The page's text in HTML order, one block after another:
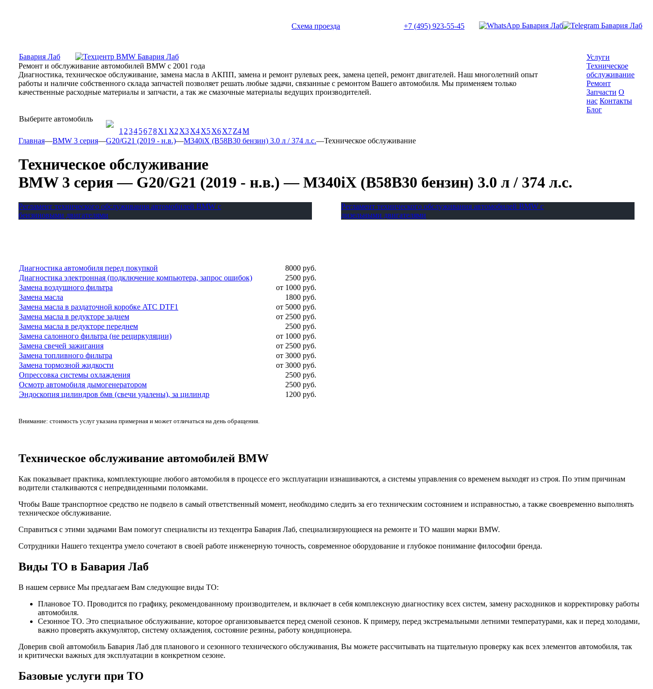
Схема проезда +7 (495) 923-55-45
Бавария Лаб
Ремонт и обслуживание автомобилей BMW с 2001 года
Диагностика, техническое обслуживание, замена масла в АКПП, замена и ремонт рулевых реек, замена цепей, ремонт двигателей. Наш многолетний опыт
работы и наличие собственного склада запчастей позволяет решать любые задачи, связанные с ремонтом Вашего автомобиля. Мы применяем только
качественные расходные материалы и запчасти, а так же смазочные материалы ведущих производителей.
Услуги
Техническое
обслуживание
Ремонт
Запчасти О
нас Контакты
Блог
Выберите автомобиль
1 2345678X1 X2 X3X4X5X6X7Z4М
Главная—BMW 3 серия—G20/G21 (2019 - н.в.)—M340iX (B58B30 бензин) 3.0 л / 374 л.с.—Техническое обслуживание
Техническое обслуживание
BMW 3 серия — G20/G21 (2019 - н.в.) — M340iX (B58B30 бензин) 3.0 л / 374 л.с.
Регламент технического обслуживания автомобилей BMW с
бензиновыми двигателями
Регламент технического обслуживания автомобилей BMW с
дизельными двигателями
Диагностика автомобиля перед покупкой
8000 руб.
Диагностика электронная (подключение компьютера, запрос ошибок)
2500 руб.
Замена воздушного фильтра
от 1000 руб.
Замена масла
1800 руб.
Замена масла в раздаточной коробке ATC DTF1
от 5000 руб.
Замена масла в редукторе заднем
от 2500 руб.
Замена масла в редукторе переднем
2500 руб.
Замена салонного фильтра (не рециркуляции)
от 1000 руб.
Замена свечей зажигания
от 2500 руб.
Замена топливного фильтра
от 3000 руб.
Замена тормозной жидкости
от 3000 руб.
Опрессовка системы охлаждения
2500 руб.
Осмотр автомобиля дымогенератором
2500 руб.
Эндоскопия цилиндров бмв (свечи удалены), за цилиндр
1200 руб.
Внимание: стоимость услуг указана примерная и может отличаться на день обращения.
Техническое обслуживание автомобилей BMW
Как показывает практика, комплектующие любого автомобиля в процессе его эксплуатации изнашиваются, а системы управления со временем выходят из строя. По этим причинам
водители сталкиваются с непредвиденными поломками.
Чтобы Ваше транспортное средство не подвело в самый ответственный момент, необходимо следить за его техническим состоянием и исправностью, а также своевременно выполнять
техническое обслуживание.
Справиться с этими задачами Вам помогут специалисты из техцентра Бавария Лаб, специализирующиеся на ремонте и ТО машин марки BMW.
Сотрудники Нашего техцентра умело сочетают в своей работе инженерную точность, современное оборудование и глубокое понимание философии бренда.
Виды ТО в Бавария Лаб
В нашем сервисе Мы предлагаем Вам следующие виды ТО:
Плановое ТО. Проводится по графику, рекомендованному производителем, и включает в себя комплексную диагностику всех систем, замену расходников и корректировку работы
автомобиля.
Сезонное ТО. Это специальное обслуживание, которое организовывается перед сменой сезонов. К примеру, перед экстремальными летними температурами, как и перед холодами,
важно проверять аккумулятор, систему охлаждения, состояние резины, работу кондиционера.
Доверив свой автомобиль Бавария Лаб для планового и сезонного технического обслуживания, Вы можете рассчитывать на тщательную проверку как всех элементов автомобиля, так
и критически важных для эксплуатации в конкретном сезоне.
Базовые услуги при ТО